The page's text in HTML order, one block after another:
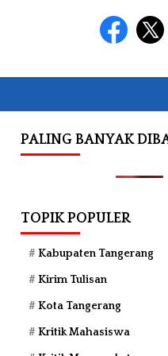
PALING BANYAK
TOPIK POPULER
Kabupaten Tangerang
Kirim Tulisan
Kota Tangerang
Kritik Mahasiswa